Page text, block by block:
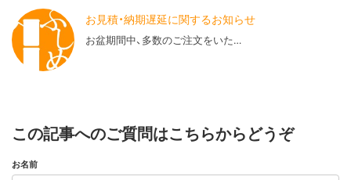
お見積・納期遅延に関するお知らせ
お盆期間中、多数のご注文をいた…
この記事へのご質問はこちらからどうぞ
お名前